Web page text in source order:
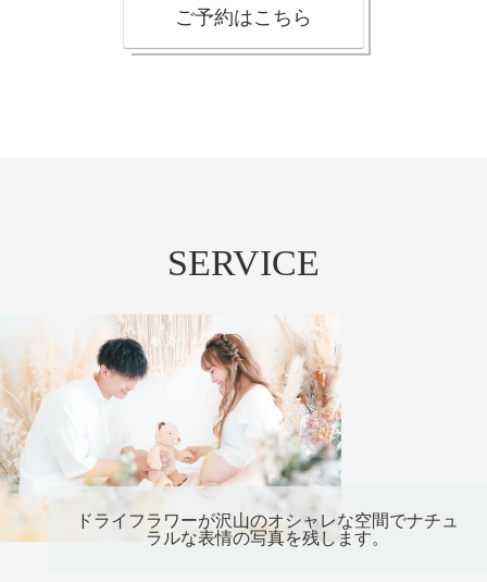
ご予約はこちら
SERVICE
ドライフラワーが沢山のオシャレな空間でナチュ
ラルな表情の写真を残します。